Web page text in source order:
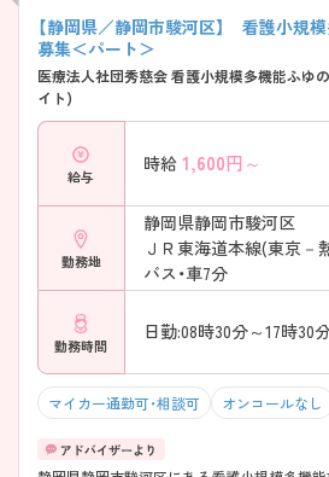
【静岡県／静岡市駿河区】 看護小規
募集＜パート＞
医療法人社団秀慈会 看護小規模多機能ふゆ
イト)
給与
時給 1,600円～
勤務地
静岡県静岡市駿河区
ＪＲ東海道本線(東京－
バス・車7分
勤務時間
日勤:08時30分～17時30分
マイカー通勤可・相談可 オンコールなし